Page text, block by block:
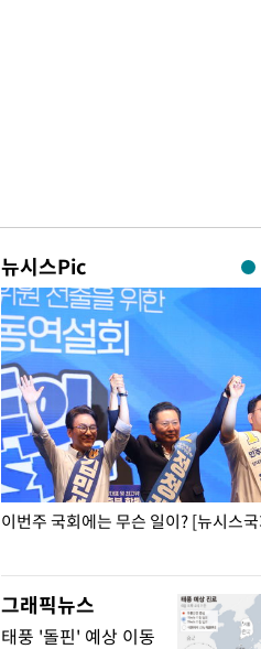
뉴시스Pic
이번주 국회에는 무슨 일이? [뉴시스
그래픽뉴스
태풍 '돌핀' 예상 이동